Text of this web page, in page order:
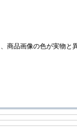
商品画像の色が実物と